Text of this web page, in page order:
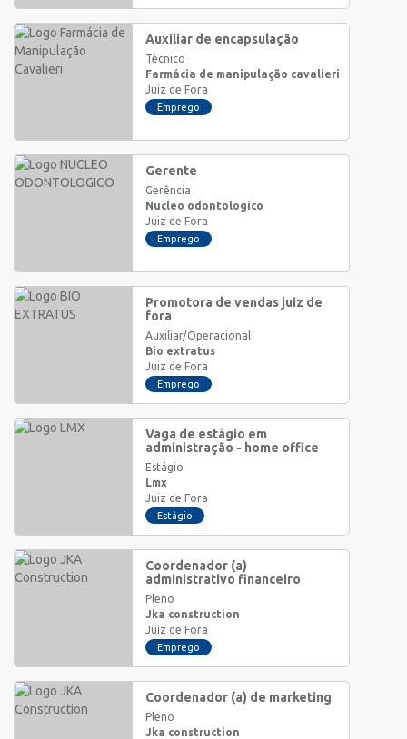
Auxiliar de encapsulação
Técnico
Farmácia de manipulação cavalieri
Juiz de Fora
Emprego
Gerente
Gerência
Nucleo odontologico
Juiz de Fora
Emprego
Promotora de vendas juiz de
fora
Auxiliar/Operacional
Bio extratus
Juiz de Fora
Emprego
Vaga de estágio em
administração - home office
Estágio
Lmx
Juiz de Fora
Estágio
Coordenador (a)
administrativo financeiro
Pleno
Jka construction
Juiz de Fora
Emprego
Coordenador (a) de marketing
Pleno
Jka construction